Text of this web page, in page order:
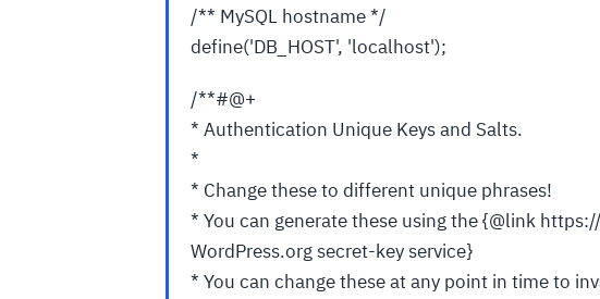
/** MySQL hostname */
define('DB_HOST', 'localhost');
/**#@+
* Authentication Unique Keys and Salts.
*
* Change these to different unique phrases!
* You can generate these using the {@link
WordPress.org secret-key service}
* You can change these at any point in time to